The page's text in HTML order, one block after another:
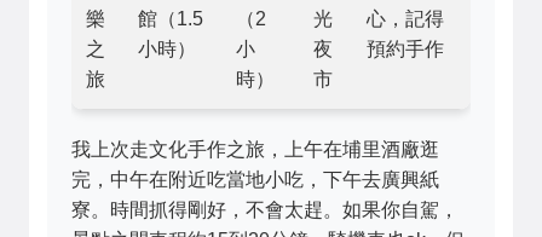
樂
之
旅
館（1.5
小時）
（2
小
時）
光
夜
市
心，記得
預約手作
我上次走文化手作之旅，上午在埔里酒廠逛
完，中午在附近吃當地小吃，下午去廣興紙
寮。時間抓得剛好，不會太趕。如果你自駕，